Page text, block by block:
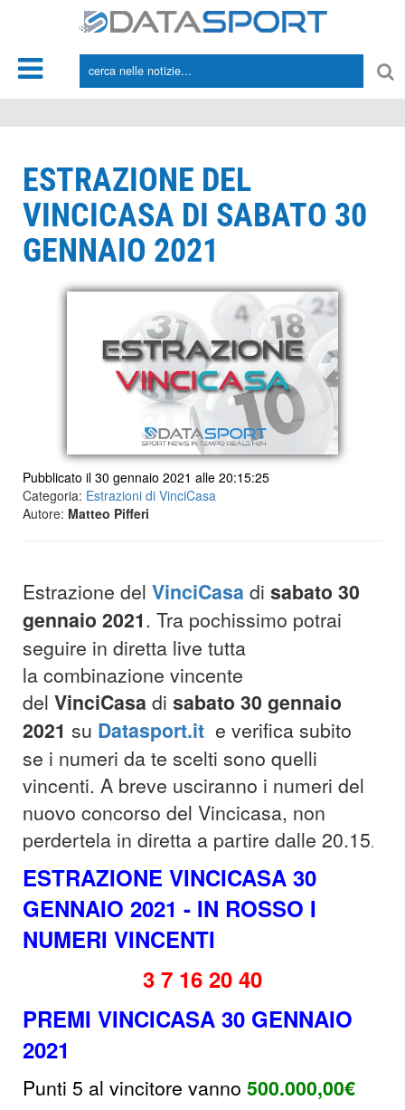
ESTRAZIONE DEL
VINCICASA DI SABATO 30
GENNAIO 2021
Pubblicato il 30 gennaio 2021 alle 20:15:25
Categoria: Estrazioni di VinciCasa
Autore: Matteo Pifferi
Estrazione del VinciCasa di sabato 30
gennaio 2021. Tra pochissimo potrai
seguire in diretta live tutta
la combinazione vincente
del VinciCasa di sabato 30 gennaio
2021 su Datasport.it e verifica subito
se i numeri da te scelti sono quelli
vincenti. A breve usciranno i numeri del
nuovo concorso del Vincicasa, non
perdertela in diretta a partire dalle 20.15.
ESTRAZIONE VINCICASA 30
GENNAIO 2021 - IN ROSSO I
NUMERI VINCENTI
3 7 16 20 40
PREMI VINCICASA 30 GENNAIO
2021
Punti 5 al vincitore vanno 500.000,00€